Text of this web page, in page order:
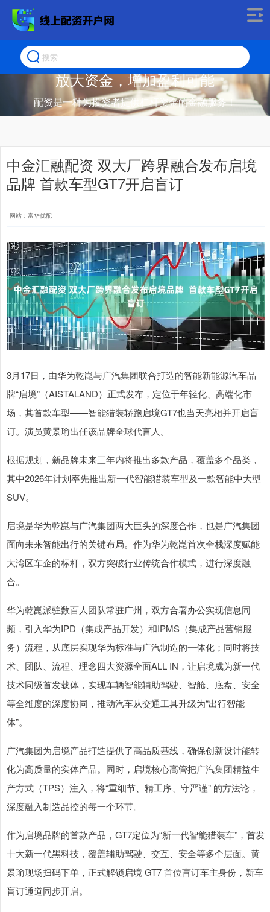
放大资金，增加盈利可能
配资是一种为投资者提供杠杆资金的金融服务！
中金汇融配资 双大厂跨界融合发布启境
品牌 首款车型GT7开启盲订
网站：富华优配
3月17日，由华为乾崑与广汽集团联合打造的智能新能源汽车品
牌“启境”（AISTALAND）正式发布，定位于年轻化、高端化市
场，其首款车型——智能猎装轿跑启境GT7也当天亮相并开启盲
订。演员黄景瑜出任该品牌全球代言人。
根据规划，新品牌未来三年内将推出多款产品，覆盖多个品类，
其中2026年计划率先推出新一代智能猎装车型及一款智能中大型
SUV。
启境是华为乾崑与广汽集团两大巨头的深度合作，也是广汽集团
面向未来智能出行的关键布局。作为华为乾崑首次全栈深度赋能
大湾区车企的标杆，双方突破行业传统合作模式，进行深度融
合。
华为乾崑派驻数百人团队常驻广州，双方合署办公实现信息同
频，引入华为IPD（集成产品开发）和IPMS（集成产品营销服
务）流程，从底层实现华为标准与广汽制造的一体化；同时将技
术、团队、流程、理念四大资源全面ALL IN，让启境成为新一代
技术同级首发载体，实现车辆智能辅助驾驶、智舱、底盘、安全
等全维度的深度协同，推动汽车从交通工具升级为“出行智能
体”。
广汽集团为启境产品打造提供了高品质基线，确保创新设计能转
化为高质量的实体产品。同时，启境核心高管把广汽集团精益生
产方式（TPS）注入，将“重细节、精工序、守严谨” 的方法论，
深度融入制造品控的每一个环节。
作为启境品牌的首款产品，GT7定位为“新一代智能猎装车”，首发
十大新一代黑科技，覆盖辅助驾驶、交互、安全等多个层面。黄
景瑜现场扫码下单，正式解锁启境 GT7 首位盲订车主身份，新车
盲订通道同步开启。